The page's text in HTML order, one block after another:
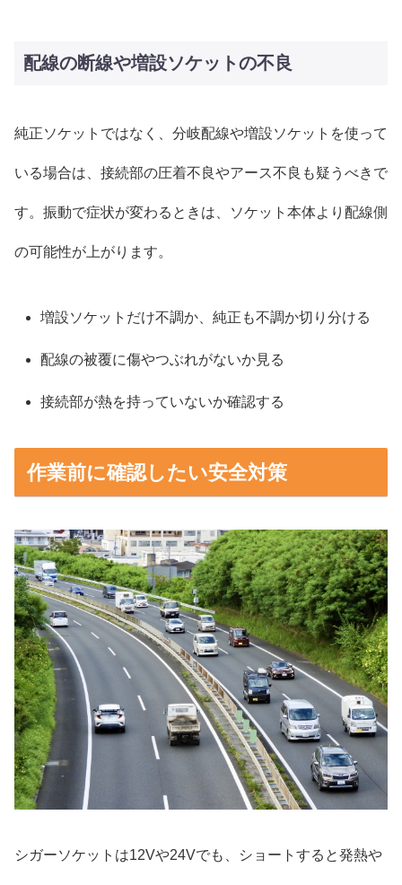
配線の断線や増設ソケットの不良
純正ソケットではなく、分岐配線や増設ソケットを使って
いる場合は、接続部の圧着不良やアース不良も疑うべきで
す。振動で症状が変わるときは、ソケット本体より配線側
の可能性が上がります。
増設ソケットだけ不調か、純正も不調か切り分ける
配線の被覆に傷やつぶれがないか見る
接続部が熱を持っていないか確認する
作業前に確認したい安全対策
シガーソケットは12Vや24Vでも、ショートすると発熱や